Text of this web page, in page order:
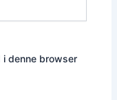
i denne browser